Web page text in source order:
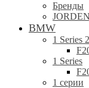
Бренды
JORDEN
BMW
1 Series
1 Series
1 серии